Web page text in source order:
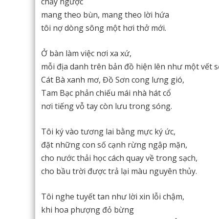
mang theo bùn, mang theo lời hứa
tôi nợ dòng sông một hơi thở mới.
Ở bàn làm việc nơi xa xứ,
mỗi địa danh trên bản đồ hiện lên như một vết
Cát Bà xanh mơ, Đồ Sơn cong lưng gió,
Tam Bạc phản chiếu mái nhà hát cổ
nơi tiếng vỗ tay còn lưu trong sóng.
Tôi ký vào tương lai bằng mực ký ức,
đặt những con số cạnh rừng ngập mặn,
cho nước thải học cách quay về trong sạch,
cho bầu trời được trả lại màu nguyên thủy.
Tôi nghe tuyết tan như lời xin lỗi chậm,
khi hoa phượng đỏ bừng